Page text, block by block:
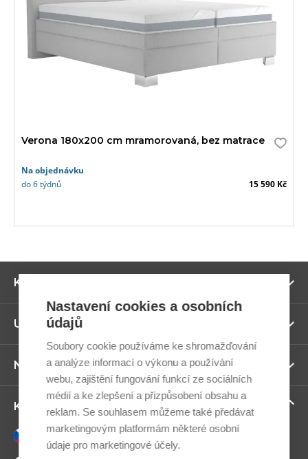
Verona 180x200 cm mramorovaná, bez matrace
Na objednávku
do 6 týdnů
15 590 Kč
Kategorie
Užitečné odkazy
Newsletter
Kontaktujte nás
Česky
Nastavení cookies a osobních
údajů
Soubory cookie používáme ke shromažďování
a analýze informací o výkonu a používání
webu, zajištění fungování funkcí ze sociálních
médií a ke zlepšení a přizpůsobení obsahu a
reklam. Se souhlasem můžeme také předávat
marketingovým platformám některé osobní
údaje pro marketingové účely.